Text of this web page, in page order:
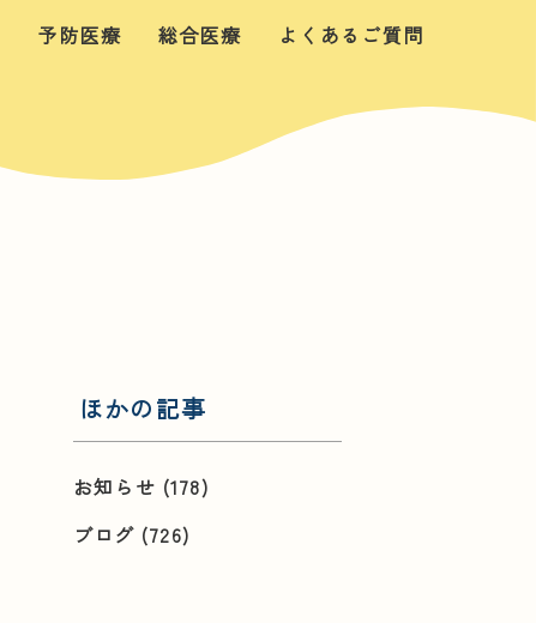
予防医療 総合医療
よくあるご質問
ほかの記事
お知らせ (178)
ブログ (726)